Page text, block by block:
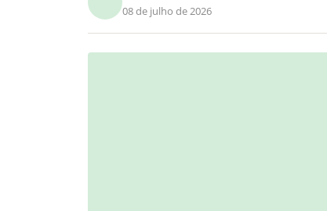
08 de julho de 2026